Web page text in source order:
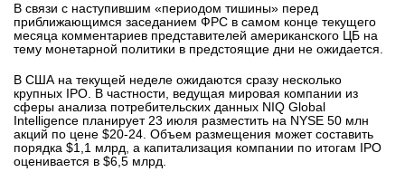
В связи с наступившим «периодом тишины» перед
приближающимся заседанием ФРС в самом конце текущего
месяца комментариев представителей американского ЦБ на
тему монетарной политики в предстоящие дни не ожидается.
В США на текущей неделе ожидаются сразу несколько
крупных IPO. В частности, ведущая мировая компании из
сферы анализа потребительских данных NIQ Global
Intelligence планирует 23 июля разместить на NYSE 50 млн
акций по цене $20-24. Объем размещения может составить
порядка $1,1 млрд, а капитализация компании по итогам IPO
оценивается в $6,5 млрд.